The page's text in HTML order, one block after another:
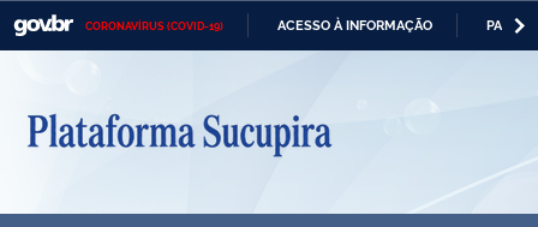
CORONAVÍRUS (COVID-19) ACESSO À INFORMAÇÃO
Casa Civil
Ministério da Defesa